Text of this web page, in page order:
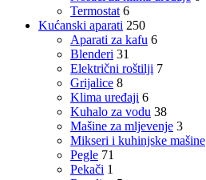
Termostat 6
Kućanski aparati 250
Aparati za kafu 6
Blenderi 31
Električni roštilji 7
Grijalice 8
Klima uređaji 6
Kuhalo za vodu 38
Mašine za mljevenje 3
Mikseri i kuhinjske mašine
Pegle 71
Pekači 1